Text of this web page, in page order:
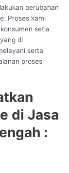
perubahan
Proses kami
setia
di
serta
proses
di Jasa
: